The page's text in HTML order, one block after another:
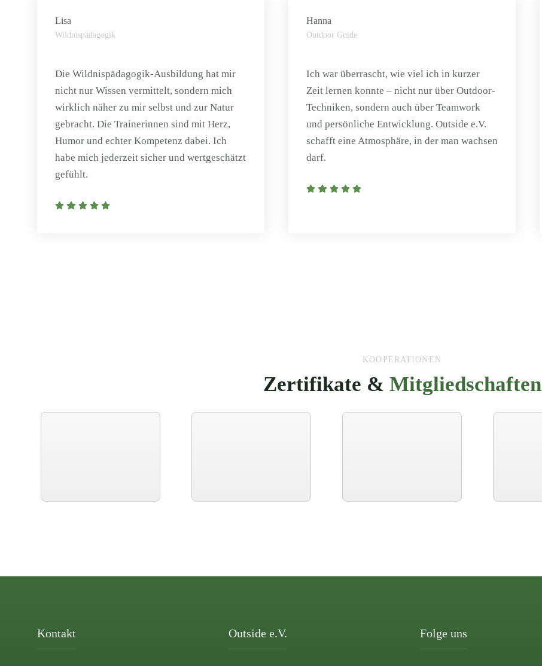
Lisa
Wildnispädagogik
Die Wildnispädagogik-Ausbildung hat mir
nicht nur Wissen vermittelt, sondern mich
wirklich näher zu mir selbst und zur Natur
gebracht. Die Trainerinnen sind mit Herz,
Humor und echter Kompetenz dabei. Ich
habe mich jederzeit sicher und wertgeschätzt
gefühlt.
Hanna
Outdoor Guide
Ich war überrascht, wie viel ich in kurzer
Zeit lernen konnte – nicht nur über Outdoor-
Techniken, sondern auch über Teamwork
und persönliche Entwicklung. Outside e.V.
schafft eine Atmosphäre, in der man wachsen
darf.
KOOPERATIONEN
Zertifikate & Mitgliedschaften
Kontakt Outside e.V. Folge uns